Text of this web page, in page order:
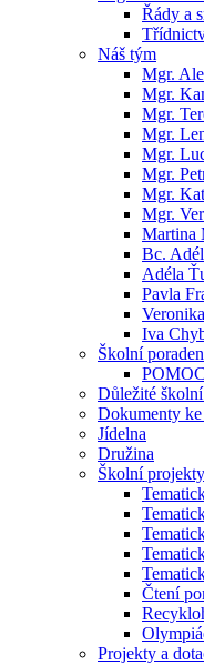
Řády a
Náš tým
Mgr.
Mgr.
Mgr.
Mgr.
Mgr.
Mgr.
Mgr.
Mgr.
Martina
Bc.
Adéla
Pavla
Iva
Školní
Důležité
Dokumenty ke
Jídelna
Družina
Školní projekty
Čtení
Projekty a